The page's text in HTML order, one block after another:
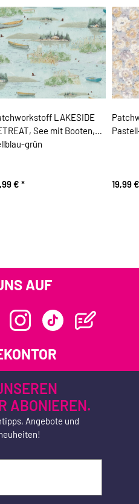
LAKESIDE
See mit Booten,
grün
€ * 19,99
AUF
ABONIEREN.
Angebote und